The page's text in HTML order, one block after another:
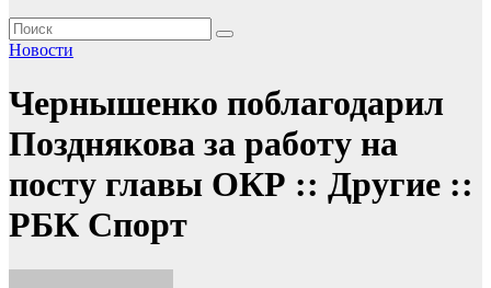
Новости
Чернышенко поблагодарил
Позднякова за работу на
посту главы ОКР :: Другие ::
РБК Спорт